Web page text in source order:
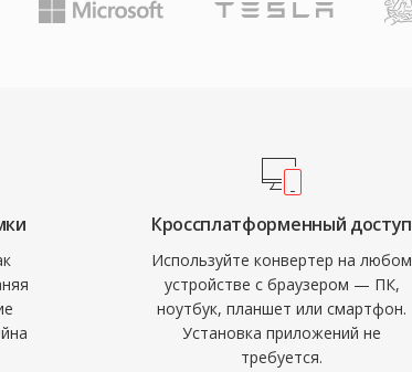
Кроссплатформенный доступ
Используйте конвертер на любом
устройстве с браузером — ПК,
ноутбук, планшет или смартфон.
Установка приложений не
требуется.